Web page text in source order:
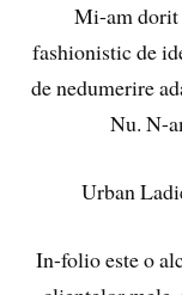
Mi-am dorit
fashionistic de
de nedumerire
Nu. N-
Urban
In-folio este o